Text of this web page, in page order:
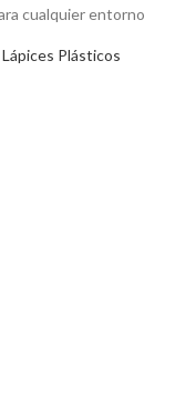
Lápices Plásticos
cualquier entorno
lo convierten en